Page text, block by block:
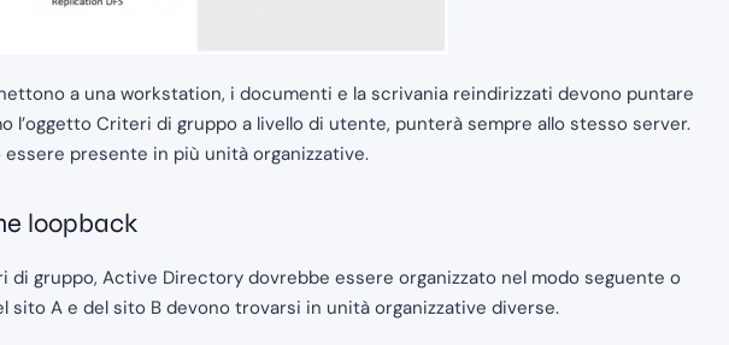
a una workstation, i documenti e la scrivania reindirizzati devono puntare
l’oggetto Criteri di gruppo a livello di utente, punterà sempre allo stesso server.
presente in più unità organizzative.
loopback
di gruppo, Active Directory dovrebbe essere organizzato nel modo seguente o
sito A e del sito B devono trovarsi in unità organizzative diverse.